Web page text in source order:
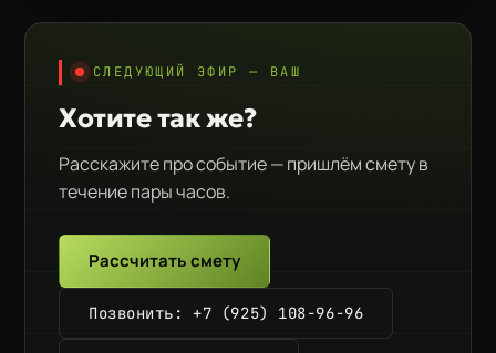
СЛЕДУЮЩИЙ ЭФИР — ВАШ
Хотите так же?
Расскажите про событие — пришлём смету в
течение пары часов.
Рассчитать смету
Позвонить: +7 (925) 108-96-96